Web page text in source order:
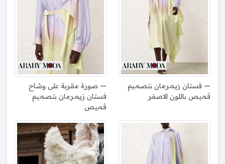
فستان زيمرمان بتصميم
قميص باللون الاصفر
صورة مقربة على وشاح
فستان زيمرمان بتصميم
قميص